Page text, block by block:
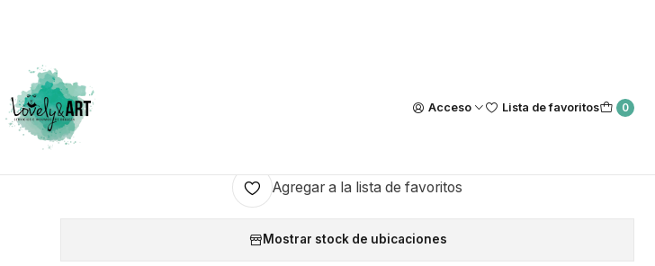
Acceso Lista de favoritos 0
Pack Copos
Cantidad
Agregar a la lista de favoritos
Mostrar stock de ubicaciones